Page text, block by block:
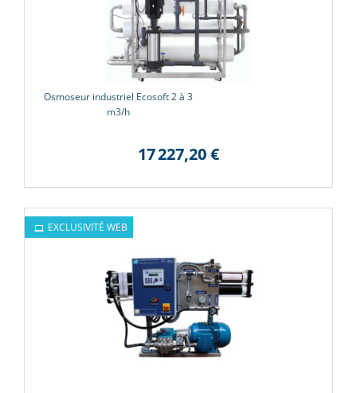
Osmoseur industriel Ecosoft 2 à 3
m3/h
17 227,20 €
EXCLUSIVITÉ WEB